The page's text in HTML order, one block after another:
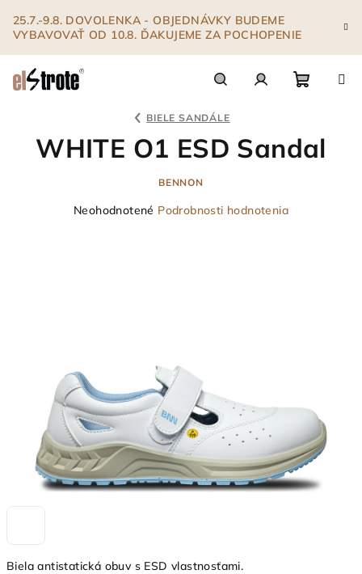
obsah
25.7.-9.8. DOVOLENKA - OBJEDNÁVKY BUDEME
VYBAVOVAŤ OD 10.8. ĎAKUJEME ZA POCHOPENIE
košík
BIELE SANDÁLE
Biela antistatická obuv s ESD vlastnosťami.
WHITE O1 ESD Sandal
BENNON
Priemerné
Neohodnotené Podrobnosti hodnotenia